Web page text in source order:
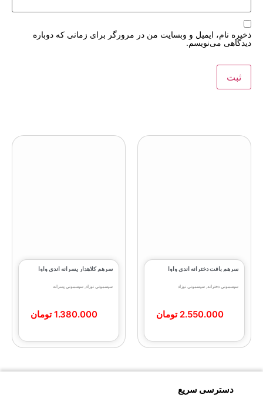
ذخیره نام، ایمیل و وبسایت من در مرورگر برای زمانی که دوباره
دیدگاهی می‌نویسم.
سرهم بافت دخترانه اندی واوا
سیسمونی دخترانه, سیسمونی نوزاد
2.550.000 تومان
سرهم کلاهدار پسرانه اندی واوا
سیسمونی نوزاد, سیسمونی پسرانه
1.380.000 تومان
دسترسی سریع